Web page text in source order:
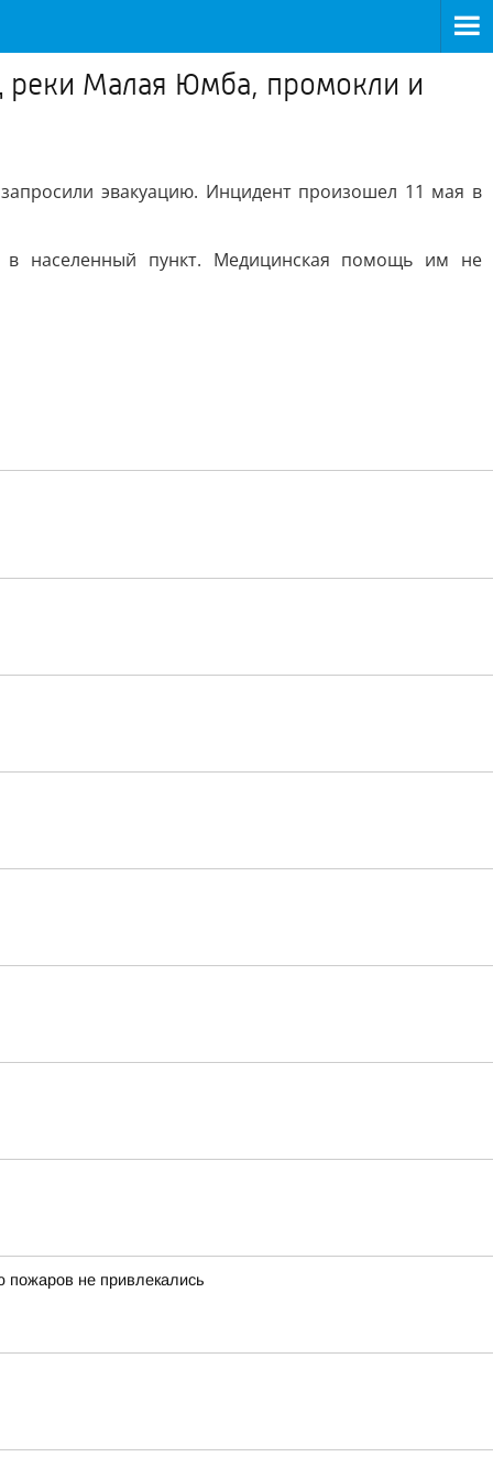
реки Малая Юмба, промокли и
эвакуацию. Инцидент произошел 11 мая в
в населенный пункт. Медицинская помощь им не
не привлекались